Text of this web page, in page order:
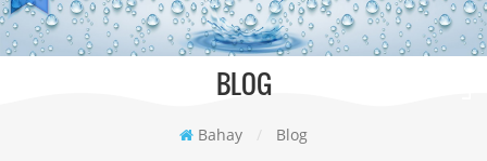
BLOG
Bahay / Blog